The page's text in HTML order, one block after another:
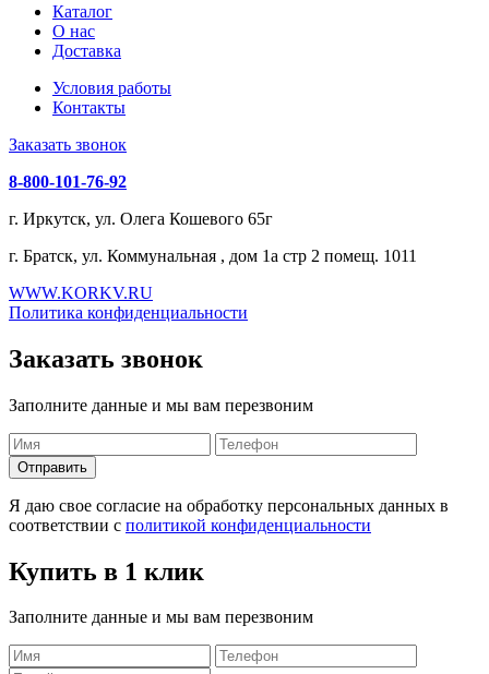
Каталог
О нас
Доставка
Условия работы
Контакты
Заказать звонок
8-800-101-76-92
г. Иркутск, ул. Олега Кошевого 65г
г. Братск, ул. Коммунальная , дом 1а стр 2 помещ. 1011
WWW.KORKV.RU
Политика конфиденциальности
Заказать звонок
Заполните данные и мы вам перезвоним
Я даю свое согласие на обработку персональных данных в
соответствии с политикой конфиденциальности
Купить в 1 клик
Заполните данные и мы вам перезвоним